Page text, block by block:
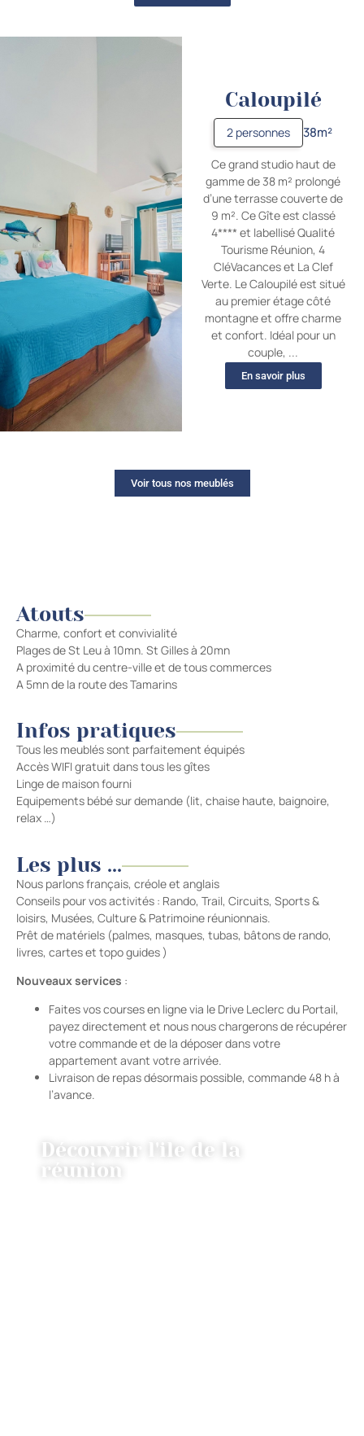
Caloupilé
2 personnes 38m²
Ce grand studio haut de
gamme de 38 m² prolongé
d’une terrasse couverte de
9 m². Ce Gîte est classé
4**** et labellisé Qualité
Tourisme Réunion, 4
CléVacances et La Clef
Verte. Le Caloupilé est situé
au premier étage côté
montagne et offre charme
et confort. Idéal pour un
couple, ...
En savoir plus
Voir tous nos meublés
Atouts
Charme, confort et convivialité
Plages de St Leu à 10mn. St Gilles à 20mn
A proximité du centre-ville et de tous commerces
A 5mn de la route des Tamarins
Infos pratiques
Tous les meublés sont parfaitement équipés
Accès WIFI gratuit dans tous les gîtes
Linge de maison fourni
Equipements bébé sur demande (lit, chaise haute, baignoire,
relax …)
Les plus ...
Nous parlons français, créole et anglais
Conseils pour vos activités : Rando, Trail, Circuits, Sports &
loisirs, Musées, Culture & Patrimoine réunionnais.
Prêt de matériels (palmes, masques, tubas, bâtons de rando,
livres, cartes et topo guides )
Nouveaux services :
Faites vos courses en ligne via le Drive Leclerc du Portail,
payez directement et nous nous chargerons de récupérer
votre commande et de la déposer dans votre
appartement avant votre arrivée.
Livraison de repas désormais possible, commande 48 h à
l’avance.
Découvrir l'ile de la
réunion